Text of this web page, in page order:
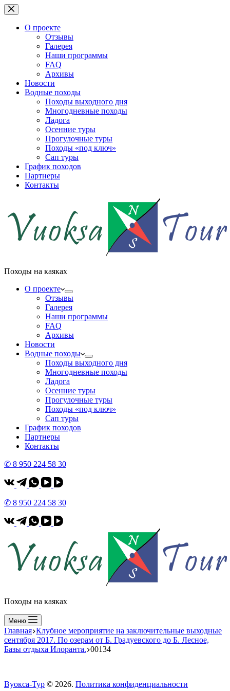
Перейти
к
сути
О проекте
Отзывы
Галерея
Наши программы
FAQ
Архивы
Новости
Водные походы
Походы выходного дня
Многодневные походы
Ладога
Осенние туры
Прогулочные туры
Походы «под ключ»
Сап туры
График походов
Партнеры
Контакты
Походы на каяках
О проекте
Отзывы
Галерея
Наши программы
FAQ
Архивы
Новости
Водные походы
Походы выходного дня
Многодневные походы
Ладога
Осенние туры
Прогулочные туры
Походы «под ключ»
Сап туры
График походов
Партнеры
Контакты
✆ 8 950 224 58 30
✆ 8 950 224 58 30
Походы на каяках
Меню
Главная Клубное мероприятие на заключительные выходные
сентября 2017. По озерам от Б. Градуевского до Б. Лесное,
Базы отдыха Илоранта. 00134
Вуокса-Тур © 2026. Политика конфиденциальности